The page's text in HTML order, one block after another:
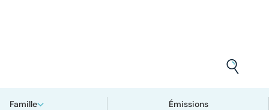
Famille Émissions